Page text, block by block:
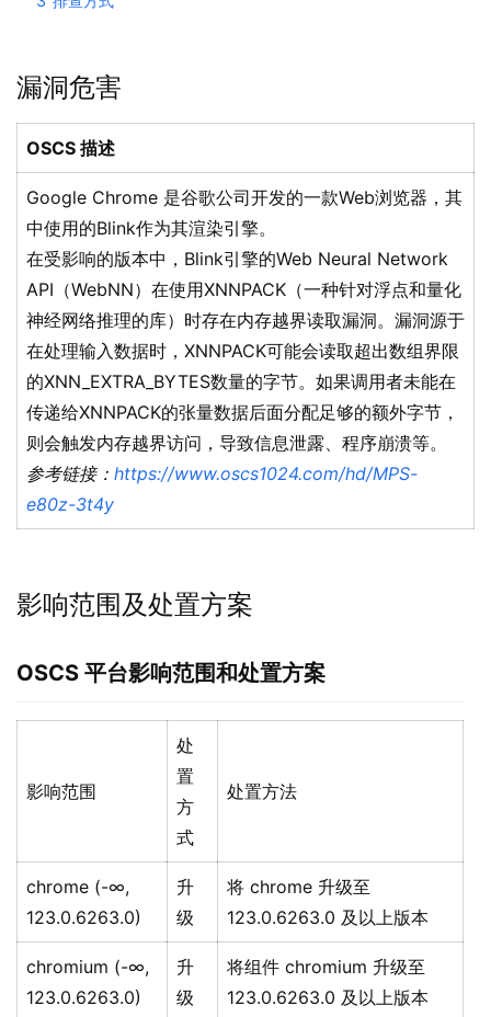
漏洞危害
OSCS 描述
Google Chrome 是谷歌公司开发的一款Web浏览器，其
中使用的Blink作为其渲染引擎。
在受影响的版本中，Blink引擎的Web Neural Network
API（WebNN）在使用XNNPACK（一种针对浮点和量化
神经网络推理的库）时存在内存越界读取漏洞。漏洞源于
在处理输入数据时，XNNPACK可能会读取超出数组界限
的XNN_EXTRA_BYTES数量的字节。如果调用者未能在
传递给XNNPACK的张量数据后面分配足够的额外字节，
则会触发内存越界访问，导致信息泄露、程序崩溃等。
参考链接： https://www.oscs1024.com/hd/MPS-
e80z-3t4y
影响范围及处置方案
OSCS 平台影响范围和处置方案
影响范围
处
置
方
式
处置方法
chrome (-∞,
123.0.6263.0)
升
级
将 chrome 升级至
123.0.6263.0 及以上版本
chromium (-∞,
123.0.6263.0)
升
级
将组件 chromium 升级至
123.0.6263.0 及以上版本